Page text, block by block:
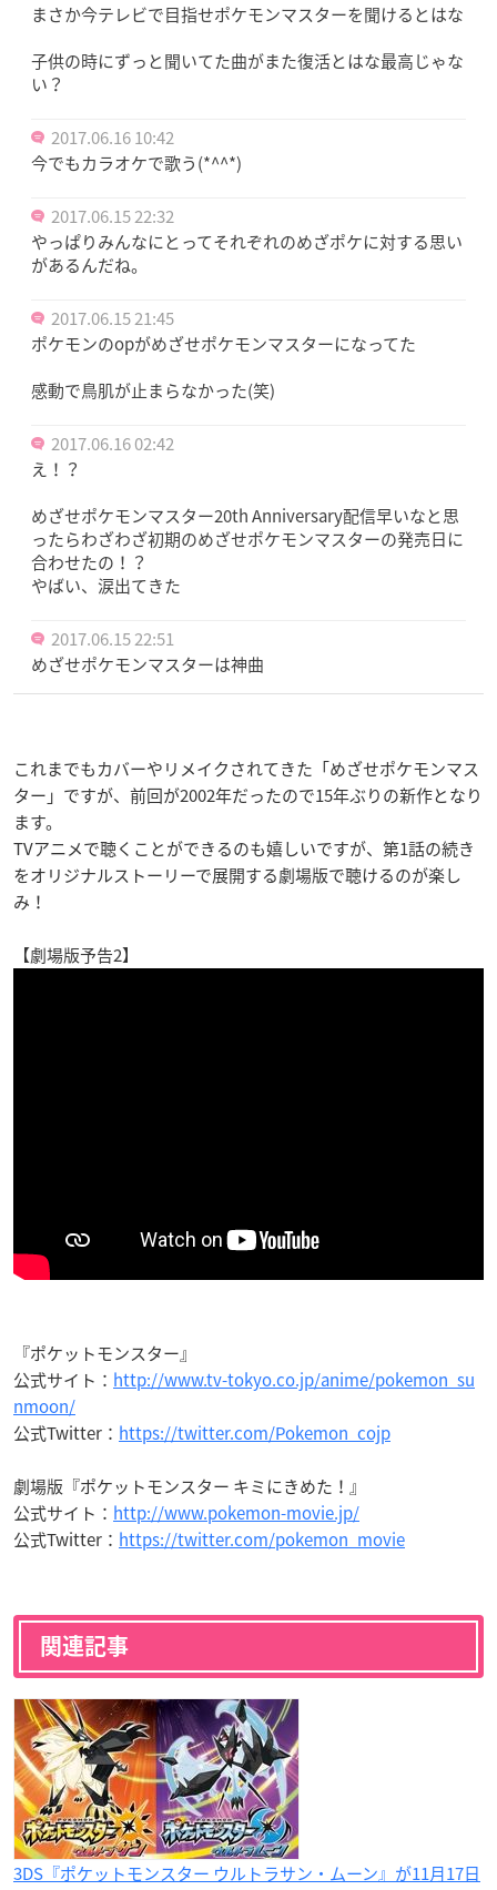
まさか今テレビで目指せポケモンマスターを聞けるとはな
子供の時にずっと聞いてた曲がまた復活とはな最高じゃな
い？
2017.06.16 10:42
今でもカラオケで歌う(*^^*)
2017.06.15 22:32
やっぱりみんなにとってそれぞれのめざポケに対する思い
があるんだね。
2017.06.15 21:45
ポケモンのopがめざせポケモンマスターになってた
感動で鳥肌が止まらなかった(笑)
2017.06.16 02:42
え！？
めざせポケモンマスター20th Anniversary配信早いなと思
ったらわざわざ初期のめざせポケモンマスターの発売日に
合わせたの！？
やばい、涙出てきた
2017.06.15 22:51
めざせポケモンマスターは神曲
これまでもカバーやリメイクされてきた「めざせポケモンマス
ター」ですが、前回が2002年だったので15年ぶりの新作となり
ます。
TVアニメで聴くことができるのも嬉しいですが、第1話の続き
をオリジナルストーリーで展開する劇場版で聴けるのが楽し
み！
【劇場版予告2】
『ポケットモンスター』
公式サイト： http://www.tv-tokyo.co.jp/anime/pokemon_su
nmoon/
公式Twitter： https://twitter.com/Pokemon_cojp
劇場版『ポケットモンスター キミにきめた！』
公式サイト： http://www.pokemon-movie.jp/
公式Twitter： https://twitter.com/pokemon_movie
関連記事
3DS『ポケットモンスター ウルトラサン・ムーン』が11月17日